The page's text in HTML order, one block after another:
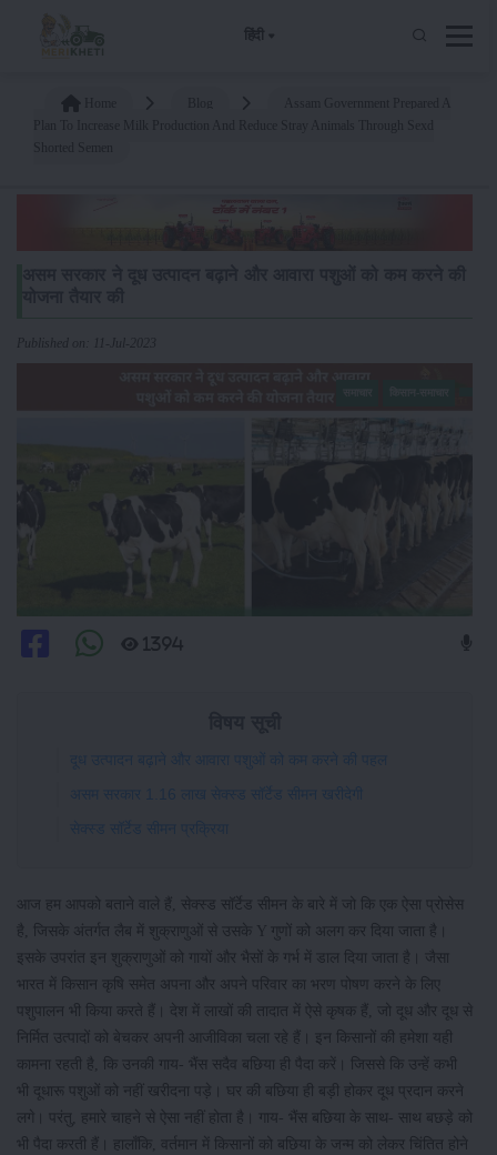
हिंदी
Published on: 11-Jul-2023
1394
दूध उत्पादन बढ़ाने और आवारा पशुओं को कम करने की पहल
असम सरकार 1.16 लाख सेक्स्ड सॉर्टेड सीमन खरीदेगी
सेक्स्ड सॉर्टेड सीमन प्रक्रिया
आज हम आपको बताने वाले हैं, सेक्स्ड सॉर्टेड सीमन के बारे में जो कि एक ऐसा प्रोसेस
है, जिसके अंतर्गत लैब में शुक्राणुओं से उसके Y गुणों को अलग कर दिया जाता है।
इसके उपरांत इन शुक्राणुओं को गायों और भैसों के गर्भ में डाल दिया जाता है। जैसा
भारत में किसान कृषि समेत अपना और अपने परिवार का भरण पोषण करने के लिए
पशुपालन भी किया करते हैं। देश में लाखों की तादात में ऐसे कृषक हैं, जो दूध और दूध से
निर्मित उत्पादों को बेचकर अपनी आजीविका चला रहे हैं। इन किसानों की हमेशा यही
कामना रहती है, कि उनकी गाय- भैंस सदैव बछिया ही पैदा करें। जिससे कि उन्हें कभी
भी दूधारू पशुओं को नहीं खरीदना पड़े। घर की बछिया ही बड़ी होकर दूध प्रदान करने
लगे। परंतु, हमारे चाहने से ऐसा नहीं होता है। गाय- भैंस बछिया के साथ- साथ बछड़े को
भी पैदा करती हैं। हालाँकि, वर्तमान में किसानों को बछिया के जन्म को लेकर चिंतित होने